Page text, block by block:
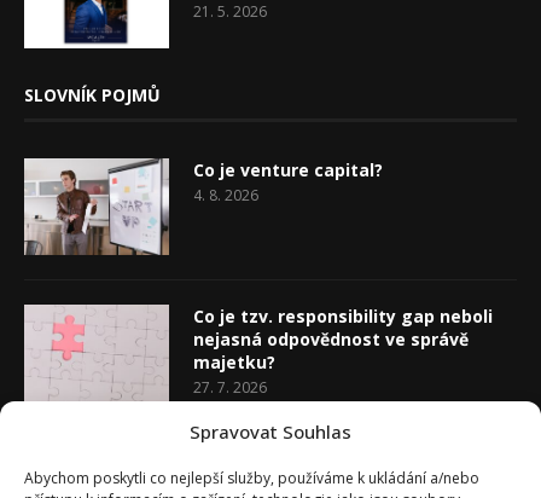
Spravovat Souhlas
Abychom poskytli co nejlepší služby, používáme k ukládání a/nebo
21. 5. 2026
SLOVNÍK POJMŮ
Co je venture capital?
4. 8. 2026
Co je tzv. responsibility gap neboli
nejasná odpovědnost ve správě
majetku?
27. 7. 2026
20. 7. 2026